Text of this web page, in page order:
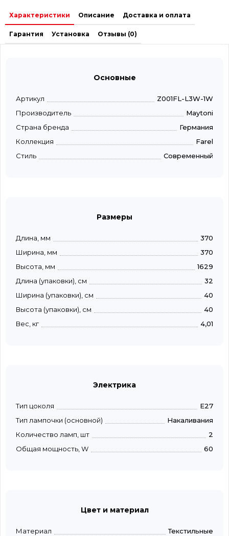
Характеристики Описание Доставка и оплата
Гарантия Установка Отзывы (0)
Основные
Артикул
Z001FL-L3W-1W
Производитель
Maytoni
Страна бренда
Германия
Коллекция
Farel
Стиль
Современный
Размеры
Длина, мм
370
Ширина, мм
370
Высота, мм
1629
Длина (упаковки), см
32
Ширина (упаковки), см
40
Высота (упаковки), см
40
Вес, кг
4,01
Электрика
Тип цоколя
E27
Тип лампочки (основной)
Накаливания
Количество ламп, шт
2
Общая мощность, W
60
Цвет и материал
Материал
Текстильные